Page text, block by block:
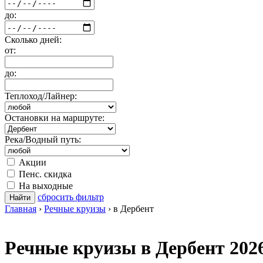
до:
Сколько дней:
от:
до:
Теплоход/Лайнер:
Остановки на маршруте:
Река/Водный путь:
Акции
Пенс. скидка
На выходные
Найти
сбросить фильтр
Главная › Речные круизы › в Дербент
Речные круизы в Дербент